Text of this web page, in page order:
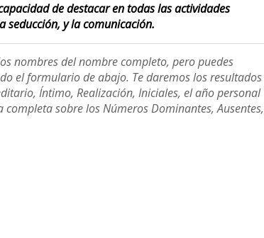
de destacar en todas las actividades
seducción, y la comunicación.
nombres del nombre completo, pero puedes
el formulario de abajo. Te daremos los resultados
Íntimo, Realización, Iniciales, el año personal
sobre los Números Dominantes, Ausentes,